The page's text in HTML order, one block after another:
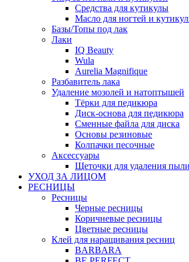
Средства для кутикулы
Масло для ногтей и
Базы/Топы под лак
Лаки
IQ Beauty
Wula
Aurelia Magnifique
Разбавитель лака
Удаление мозолей и натоптышей
Тёрки для педикюра
Диск-основа для педикюра
Сменные файла для диска
Основы резиновые
Колпачки песочные
Аксессуары
Щеточки для удаления пыли
УХОД ЗА ЛИЦОМ
РЕСНИЦЫ
Ресницы
Черные ресницы
Коричневые ресницы
Цветные ресницы
Клей для наращивания ресниц
BARBARA